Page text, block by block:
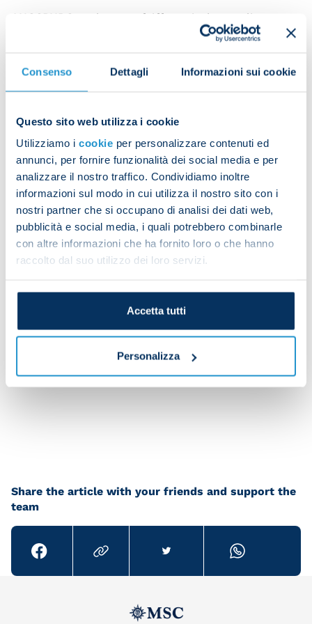
Consenso Dettagli Informazioni sui cookie
Questo sito web utilizza i cookie
Utilizziamo i cookie per personalizzare contenuti ed
annunci, per fornire funzionalità dei social media e per
analizzare il nostro traffico. Condividiamo inoltre
informazioni sul modo in cui utilizza il nostro sito con i
nostri partner che si occupano di analisi dei dati web,
pubblicità e social media, i quali potrebbero combinarle
con altre informazioni che ha fornito loro o che hanno
raccolto dal suo utilizzo dei loro servizi.
Accetta tutti
Personalizza
AUGSBURG
: Dahmen, Pfeiffer, Winther, Colina,
Engels, Maier, Breithaupt, Rexhbecaj, Vargas,
Coach: Maasen.
Share the article with your friends and support the
team